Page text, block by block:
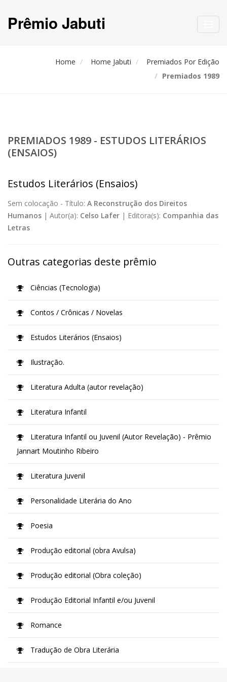
Prêmio Jabuti
Home Home Jabuti
Premiados Por Edição
Premiados 1989
PREMIADOS 1989 - ESTUDOS LITERÁRIOS
(ENSAIOS)
Estudos Literários (Ensaios)
Sem colocação - Título: A Reconstrução dos Direitos
Humanos | Autor(a): Celso Lafer | Editora(s): Companhia das
Letras
Outras categorias deste prêmio
Ciências (Tecnologia)
Contos / Crônicas / Novelas
Estudos Literários (Ensaios)
Ilustração.
Literatura Adulta (autor revelação)
Literatura Infantil
Literatura Infantil ou Juvenil (Autor Revelação) - Prêmio
Jannart Moutinho Ribeiro
Literatura Juvenil
Personalidade Literária do Ano
Poesia
Produção editorial (obra Avulsa)
Produção editorial (Obra coleção)
Produção Editorial Infantil e/ou Juvenil
Romance
Tradução de Obra Literária